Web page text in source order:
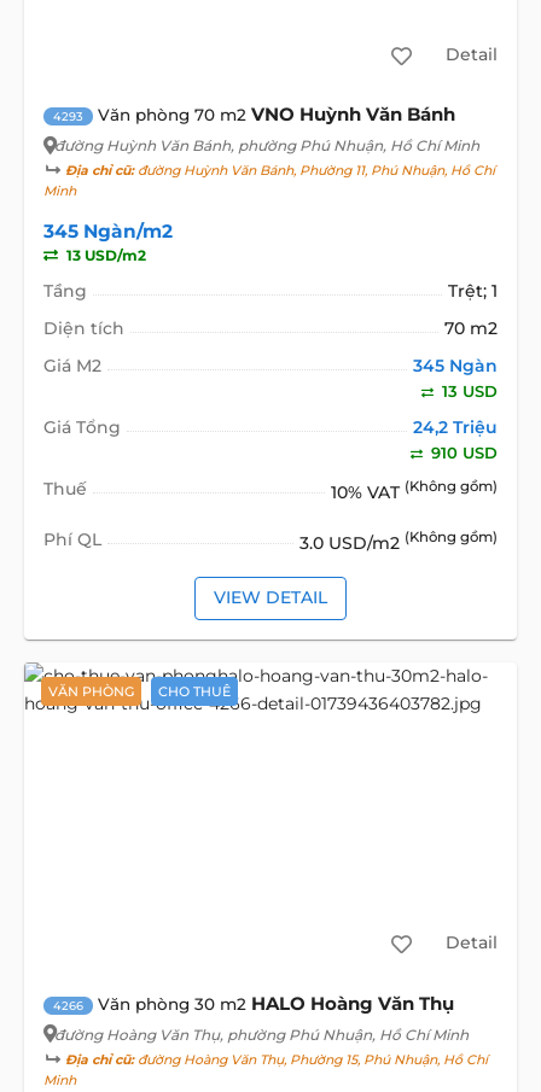
Detail
4293 Văn phòng 70 m2 VNO Huỳnh Văn Bánh
đường Huỳnh Văn Bánh, phường Phú Nhuận, Hồ Chí Minh
Địa chỉ cũ:đường Huỳnh Văn Bánh, Phường 11, Phú Nhuận, Hồ Chí
Minh
345 Ngàn/m2
13 USD/m2
Tầng
Trệt; 1
Diện tích
70 m2
Giá M2
345 Ngàn
13 USD
Giá Tổng 24,2 Triệu
910 USD
Thuế 10% VAT (Không gồm)
Phí QL 3.0 USD/m2 (Không gồm)
VIEW DETAIL
VĂN PHÒNG CHO THUÊ
Detail
4266 Văn phòng 30 m2 HALO Hoàng Văn Thụ
đường Hoàng Văn Thụ, phường Phú Nhuận, Hồ Chí Minh
Địa chỉ cũ:đường Hoàng Văn Thụ, Phường 15, Phú Nhuận, Hồ Chí
Minh